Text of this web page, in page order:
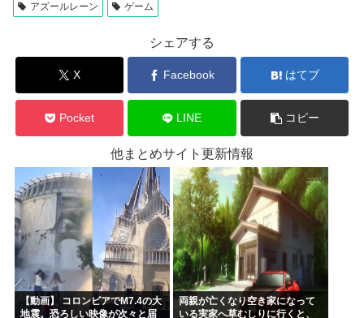
アズールレーン ゲーム
シェアする
X Facebook はてブ
Pocket LINE コピー
他まとめサイト更新情報
【動画】 コロンビアでM7.4の大
地震。恐ろしい映像が次々と届
両親が亡くなり空き家になって
いる実家へ草むしりに行くと、